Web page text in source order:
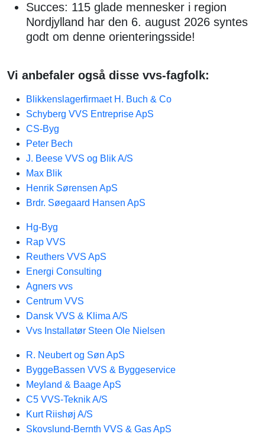
Succes: 115 glade mennesker i region
Nordjylland har den 6. august 2026 syntes
godt om denne orienteringsside!
Vi anbefaler også disse vvs-fagfolk:
Blikkenslagerfirmaet H. Buch & Co
Schyberg VVS Entreprise ApS
CS-Byg
Peter Bech
J. Beese VVS og Blik A/S
Max Blik
Henrik Sørensen ApS
Brdr. Søegaard Hansen ApS
Hg-Byg
Rap VVS
Reuthers VVS ApS
Energi Consulting
Agners vvs
Centrum VVS
Dansk VVS & Klima A/S
Vvs Installatør Steen Ole Nielsen
R. Neubert og Søn ApS
ByggeBassen VVS & Byggeservice
Meyland & Baage ApS
C5 VVS-Teknik A/S
Kurt Riishøj A/S
Skovslund-Bernth VVS & Gas ApS